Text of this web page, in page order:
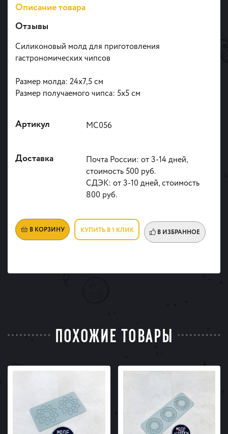
Описание товара
Отзывы
Силиконовый молд для приготовления
гастрономических чипсов
Размер молда: 24х7,5 см
Размер получаемого чипса: 5х5 см
Артикул МС056
Доставка
Почта России: от 3-14 дней,
стоимость 500 руб.
СДЭК: от 3-10 дней, стоимость
800 руб.
В КОРЗИНУ КУПИТЬ В 1 КЛИК В ИЗБРАННОЕ
ПОХОЖИЕ ТОВАРЫ